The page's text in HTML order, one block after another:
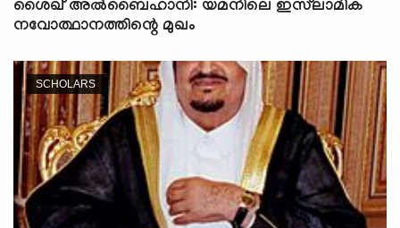
ശൈഖ് അൽബൈഹാനി: യമനിലെ ഇസ്‍ലാമിക
നവോത്ഥാനത്തിന്റെ മുഖം
SCHOLARS